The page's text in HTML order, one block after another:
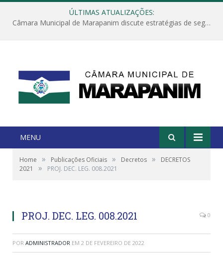
ÚLTIMAS ATUALIZAÇÕES:
Câmara Municipal de Marapanim discute estratégias de segurança com autoridades e poder executivo
MENU
Home » Publicações Oficiais » Decretos »
DECRETOS
2021
» PROJ. DEC. LEG. 008.2021
PROJ. DEC. LEG. 008.2021 0
POR ADMINISTRADOR EM 2 DE FEVEREIRO DE 2022